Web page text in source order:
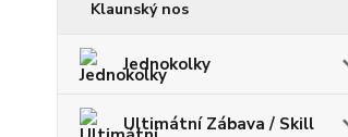
Klaunský nos
Jednokolky
Ultimátní Zábava / Skill